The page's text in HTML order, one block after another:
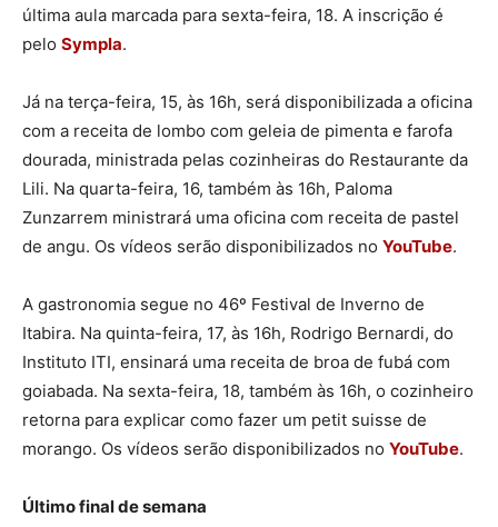
última aula marcada para sexta-feira, 18. A inscrição é
pelo Sympla.
Já na terça-feira, 15, às 16h, será disponibilizada a oficina
com a receita de lombo com geleia de pimenta e farofa
dourada, ministrada pelas cozinheiras do Restaurante da
Lili. Na quarta-feira, 16, também às 16h, Paloma
Zunzarrem ministrará uma oficina com receita de pastel
de angu. Os vídeos serão disponibilizados no YouTube.
A gastronomia segue no 46º Festival de Inverno de
Itabira. Na quinta-feira, 17, às 16h, Rodrigo Bernardi, do
Instituto ITI, ensinará uma receita de broa de fubá com
goiabada. Na sexta-feira, 18, também às 16h, o cozinheiro
retorna para explicar como fazer um petit suisse de
morango. Os vídeos serão disponibilizados no YouTube.
Último final de semana